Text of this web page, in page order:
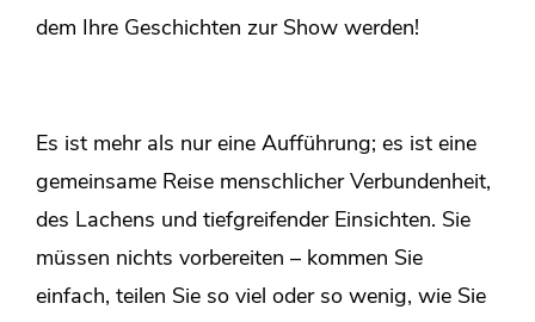
dem Ihre Geschichten zur Show werden!
Es ist mehr als nur eine Aufführung; es ist eine
gemeinsame Reise menschlicher Verbundenheit,
des Lachens und tiefgreifender Einsichten. Sie
müssen nichts vorbereiten – kommen Sie
einfach, teilen Sie so viel oder so wenig, wie Sie